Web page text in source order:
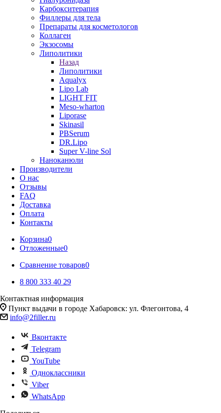
Карбокситерапия
Филлеры для тела
Препараты для косметологов
Коллаген
Экзосомы
Липолитики
Назад
Липолитики
Aqualyx
Lipo Lab
LIGHT FIT
Meso-wharton
Liporase
Skinasil
PBSerum
DR.Lipo
Super V-line Sol
Наноканюли
Производители
О нас
Отзывы
FAQ
Доставка
Оплата
Контакты
Корзина0
Отложенные0
Сравнение товаров0
8 800 333 40 29
Контактная информация
Пункт выдачи в городе Хабаровск: ул. Флегонтова, 4
info@2filler.ru
Вконтакте
Telegram
YouTube
Одноклассники
Viber
WhatsApp